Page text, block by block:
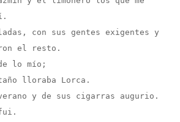
con sus gentes exigentes y
el resto.
lo mío;
lloraba Lorca.
y de sus cigarras augurio.